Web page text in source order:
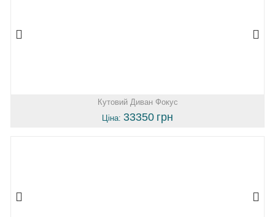
Кутовий Диван Фокус
Ціна: 33350 грн